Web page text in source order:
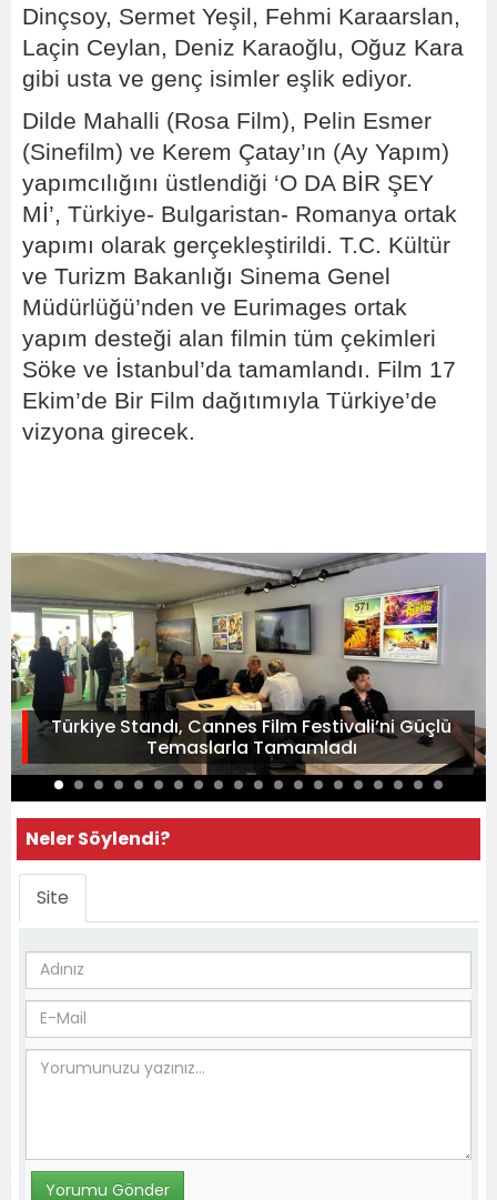
Dinçsoy, Sermet Yeşil, Fehmi Karaarslan,
Laçin Ceylan, Deniz Karaoğlu, Oğuz Kara
gibi usta ve genç isimler eşlik ediyor.
Dilde Mahalli (Rosa Film), Pelin Esmer
(Sinefilm) ve Kerem Çatay’ın (Ay Yapım)
yapımcılığını üstlendiği ‘O DA BİR ŞEY
Mİ’, Türkiye- Bulgaristan- Romanya ortak
yapımı olarak gerçekleştirildi. T.C. Kültür
ve Turizm Bakanlığı Sinema Genel
Müdürlüğü’nden ve Eurimages ortak
yapım desteği alan filmin tüm çekimleri
Söke ve İstanbul’da tamamlandı. Film 17
Ekim’de Bir Film dağıtımıyla Türkiye’de
vizyona girecek.
Türkiye Standı, Cannes Film Festivali’ni Güçlü
Temaslarla Tamamladı
Neler Söylendi?
Site